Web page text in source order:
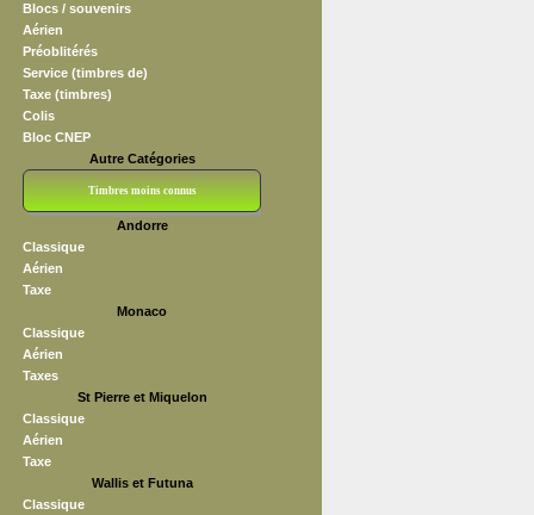
Blocs / souvenirs
Aérien
Préoblitérés
Service (timbres de)
Taxe (timbres)
Colis
Bloc CNEP
Autre Catégories
Timbres moins connus
Andorre
Classique
Aérien
Taxe
Monaco
Classique
Aérien
Taxes
St Pierre et Miquelon
Classique
Aérien
Taxe
Wallis et Futuna
Classique